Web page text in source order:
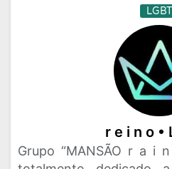
LGBT
r e i n o •
Grupo “MANSÃO r a i